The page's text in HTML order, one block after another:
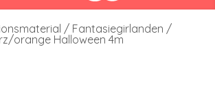
/ Fantasiegirlanden /
orange Halloween 4m